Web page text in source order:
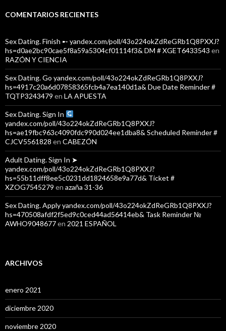
COMENTARIOS RECIENTES
Sex Dating. Finish ➸ yandex.com/poll/43o224okZdReGRb1Q8PXXJ?
hs=d0ae2bc90cae5f8a59a5304cf01114f3& DM # XGET6433543 en
RAZÓN Y CIENCIA
Sex Dating. Go yandex.com/poll/43o224okZdReGRb1Q8PXXJ?
hs=4917c20a6d07858365fcb4a7ea140d1a& Due Date Reminder #
TQTP3243479 en LA APUESTA
Sex Dating. Sign In
yandex.com/poll/43o224okZdReGRb1Q8PXXJ?
hs=ae19fbc963c4090fdc990d024ee1dba8& Scheduled Reminder #
CJCV5561828 en CABEZÓN
Adult Dating. Sign In ➤
yandex.com/poll/43o224okZdReGRb1Q8PXXJ?
hs=55b11dff8ee5c0231dd1824658e9a77d& Ticket #
XZOG7545279 en azaña 31-36
Sex Dating. Apply yandex.com/poll/43o224okZdReGRb1Q8PXXJ?
hs=470508afdf2f5ed9c0ced44ad56414eb& Task Reminder №
AWHO9048677en 2021 ESPAÑOL
ARCHIVOS
enero 2021
diciembre 2020
noviembre 2020